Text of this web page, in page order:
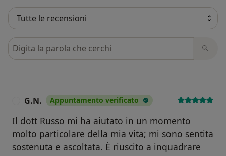
Cerca nelle recensioni
G.N. Appuntamento verificato
Il dott Russo mi ha aiutato in un momento
molto particolare della mia vita; mi sono sentita
sostenuta e ascoltata. È riuscito a inquadrare